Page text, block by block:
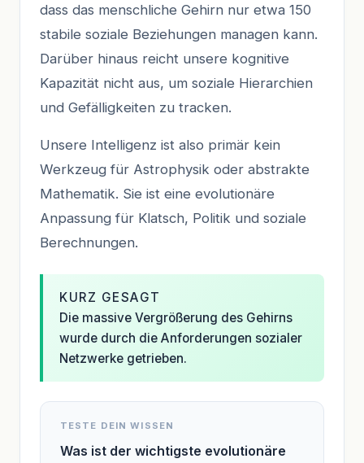
dass das menschliche Gehirn nur etwa 150
stabile soziale Beziehungen managen kann.
Darüber hinaus reicht unsere kognitive
Kapazität nicht aus, um soziale Hierarchien
und Gefälligkeiten zu tracken.
Unsere Intelligenz ist also primär kein
Werkzeug für Astrophysik oder abstrakte
Mathematik. Sie ist eine evolutionäre
Anpassung für Klatsch, Politik und soziale
Berechnungen.
KURZ GESAGT
Die massive Vergrößerung des Gehirns
wurde durch die Anforderungen sozialer
Netzwerke getrieben.
TESTE DEIN WISSEN
Was ist der wichtigste evolutionäre